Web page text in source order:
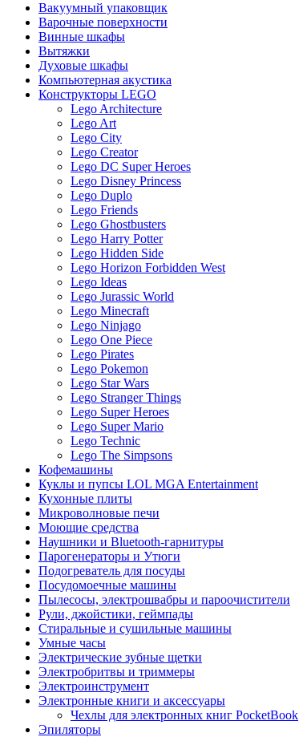
Вакуумный упаковщик
Варочные поверхности
Винные шкафы
Вытяжки
Духовые шкафы
Компьютерная акустика
Конструкторы LEGO
Lego Architecture
Lego Art
Lego City
Lego Creator
Lego DC Super Heroes
Lego Disney Princess
Lego Duplo
Lego Friends
Lego Ghostbusters
Lego Harry Potter
Lego Hidden Side
Lego Horizon Forbidden West
Lego Ideas
Lego Jurassic World
Lego Minecraft
Lego Ninjago
Lego One Piece
Lego Pirates
Lego Pokemon
Lego Star Wars
Lego Stranger Things
Lego Super Heroes
Lego Super Mario
Lego Technic
Lego The Simpsons
Кофемашины
Куклы и пупсы LOL MGA Entertainment
Кухонные плиты
Микроволновые печи
Моющие средства
Наушники и Bluetooth-гарнитуры
Парогенераторы и Утюги
Подогреватель для посуды
Посудомоечные машины
Пылесосы, электрошвабры и пароочистители
Рули, джойстики, геймпады
Стиральные и сушильные машины
Умные часы
Электрические зубные щетки
Электробритвы и триммеры
Электроинструмент
Электронные книги и аксессуары
Чехлы для электронных книг PocketBook
Эпиляторы